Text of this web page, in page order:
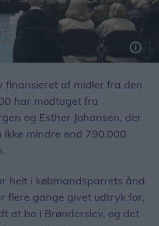
finansieret af midler fra den
har modtaget fra
og Esther Johansen, der
mindre end 790.000
helt i købmandsparrets ånd.
flere gange givet udtryk for,
at bo i Brønderslev, og det